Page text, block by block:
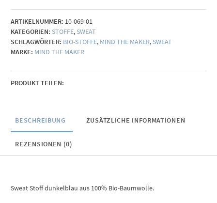
-
Mind
the
Maker
Organic
Sweat
indigo
ARTIKELNUMMER: 10-069-01
KATEGORIEN: STOFFE, SWEAT
SCHLAGWÖRTER: BIO-STOFFE, MIND THE MAKER, SWEAT
MARKE: MIND THE MAKER
PRODUKT TEILEN:
BESCHREIBUNG ZUSÄTZLICHE INFORMATIONEN
REZENSIONEN (0)
Sweat Stoff dunkelblau aus 100% Bio-Baumwolle.